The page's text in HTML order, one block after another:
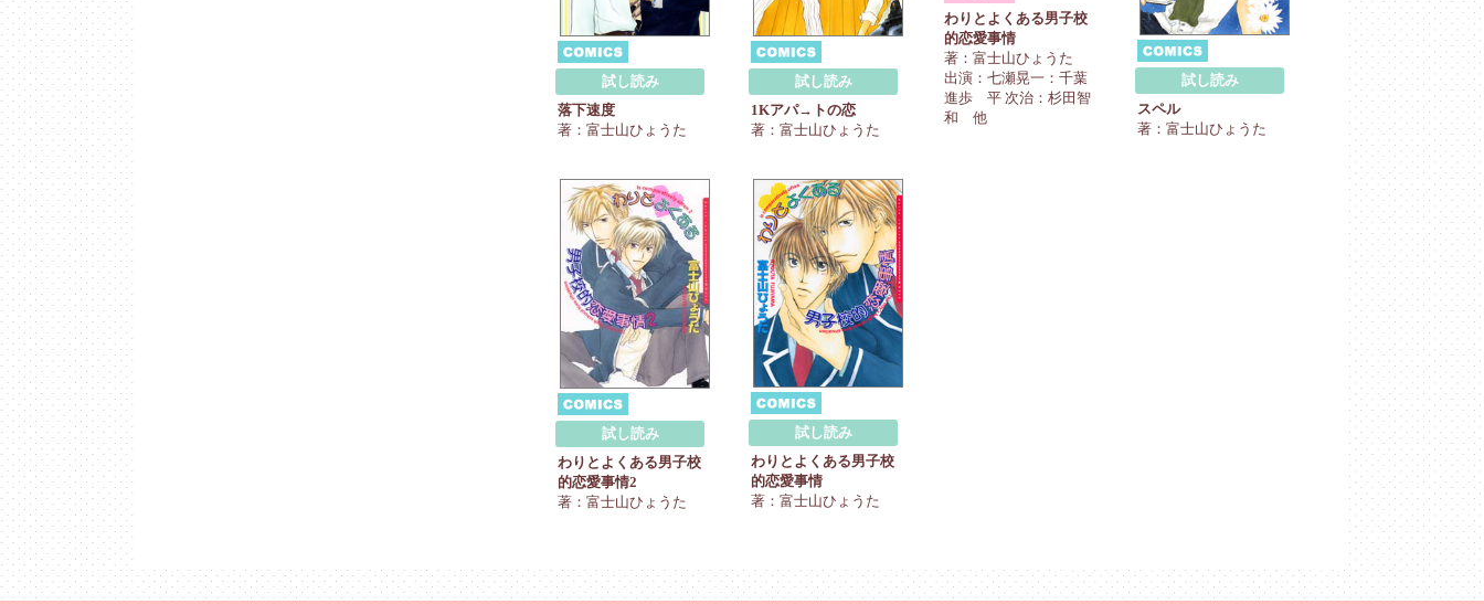
試し読み
落下速度
著：富士山ひょうた
試し読み
1Kアパ→トの恋
著：富士山ひょうた
わりとよくある男子校
的恋愛事情
著：富士山ひょうた
出演：七瀬晃一：千葉
進歩 平 次治：杉田智
和 他
試し読み
スペル
著：富士山ひょうた
試し読み
わりとよくある男子校
的恋愛事情2
著：富士山ひょうた
試し読み
わりとよくある男子校
的恋愛事情
著：富士山ひょうた